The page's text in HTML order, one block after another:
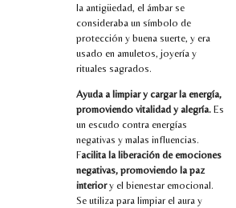
la antigüedad, el ámbar se
consideraba un símbolo de
protección y buena suerte, y era
usado en amuletos, joyería y
rituales sagrados.
Ayuda a limpiar y cargar la energía,
promoviendo vitalidad y alegría. Es
un escudo contra energías
negativas y malas influencias.
Facilita la liberación de emociones
negativas, promoviendo la paz
interiory el bienestar emocional.
Se utiliza para limpiar el aura y